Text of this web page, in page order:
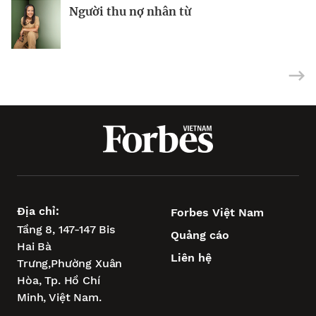
Người thu nợ nhân từ
Tỉ phú Les Wexner kiếm được 800 triệu
Kỳ lân AI Baichuan huy động thành
Địa chỉ:
Tầng 8, 147-147 Bis
Hai Bà
Trưng,Phường Xuân
Hòa,Tp. Hồ Chí
Minh, Việt Nam.
Forbes Việt Nam
Quảng cáo
Liên hệ